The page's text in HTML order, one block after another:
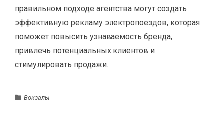
правильном подходе агентства могут создать
эффективную рекламу электропоездов, которая
поможет повысить узнаваемость бренда,
привлечь потенциальных клиентов и
стимулировать продажи.
Вокзалы